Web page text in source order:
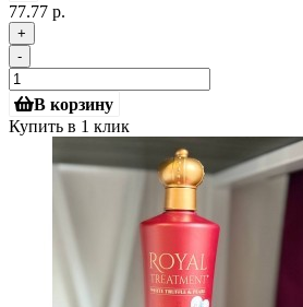
77.77 р.
+
-
В корзину
Купить в 1 клик